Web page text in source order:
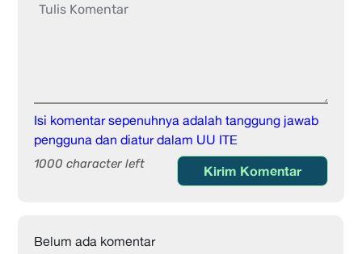
Isi komentar sepenuhnya adalah tanggung jawab
pengguna dan diatur dalam UU ITE
1000 character left Kirim Komentar
Belum ada komentar